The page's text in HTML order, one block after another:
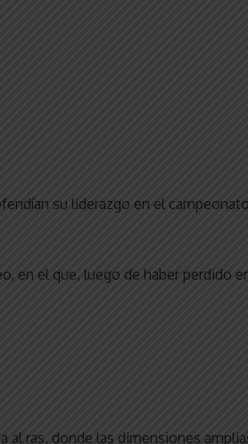
su liderazgo en el
en el que, luego de haber perdido
al ras, donde las dimensiones